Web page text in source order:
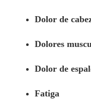
Dolor de
Dolores
Dolor de
Fatiga